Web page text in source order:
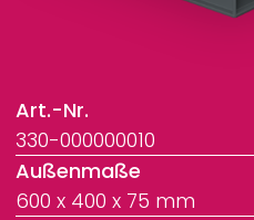
Art.-Nr.
330-000000010
Außenmaße
600 x 400 x 75 mm